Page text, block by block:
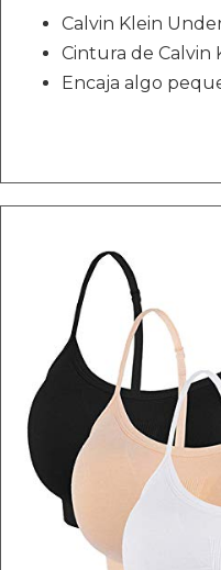
Calvin Klein
Cintura de Calvin
Encaja algo